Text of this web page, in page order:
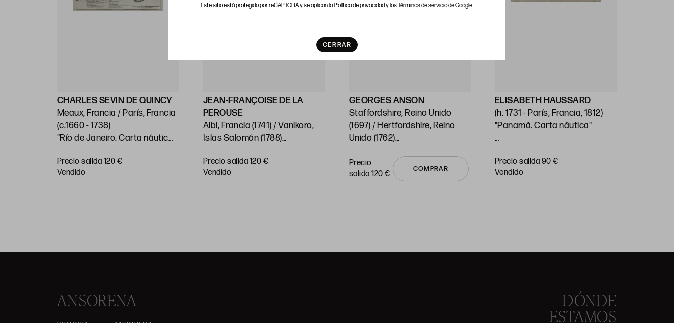
Este sitio está protegido por reCAPTCHA y se aplican laPolítica de privacidady losTérminos de serviciode Google.
CERRAR
CHARLES SEVIN DE QUINCY
Meaux, Francia / París, Francia
(c.1660 - 1738)
"Río de Janeiro. Carta náutica"
Huella: 21 x 28 cm; papel: 25,5 x
38,5 cm
Precio salida 120 €
vendido
JEAN-FRANÇOISE DE LA
PEROUSE
Albi, Francia (1741) / Vanikoro,
Islas Salomón (1788)
Pacífico y sus islas"
papel: 54 x 74 cm
Precio salida 120 €
vendido
GEORGES ANSON
Staffordshire, Reino Unido
(1697) / Hertfordshire, Reino
Unido (1762)
Huella: 21,5 x 38 cm c/u
Precio
salida 120 €
COMPRAR
ELISABETH HAUSSARD
(h. 1731 - París, Francia, 1812)
"Panamá. Carta náutica"
Precio salida 90 €
vendido
ANSORENA DÓNDE
ESTAMOS